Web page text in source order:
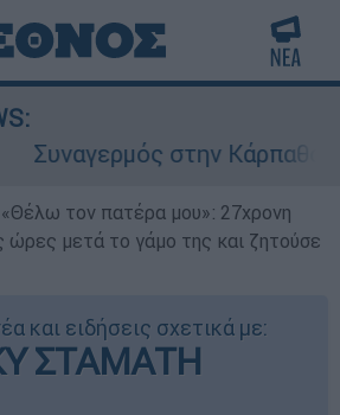
στην Κάρπαθο: Βρέθηκαν
«Θέλω τον πατέρα μου»: 27χρονη
ώρες μετά το γάμο της και ζητούσε
και ειδήσεις σχετικά με:
ΣΤΑΜΑΤΗ